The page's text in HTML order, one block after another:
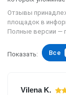
Отзывы
площадок в
Полные версии —
Показать: Все
Vilena K.